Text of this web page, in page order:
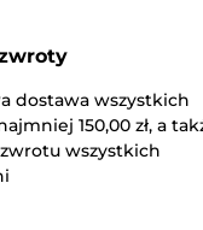
dostawa wszystkich
150,00 zł, a
wszystkich